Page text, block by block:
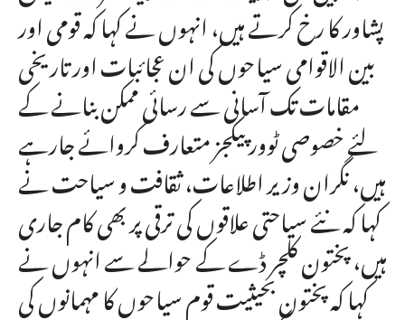
پشاور کا رخ کرتے ہیں، انہوں نے کہا کہ قومی اور
بین الاقوامی سیاحوں کی ان عجائبات اور تاریخی
مقامات تک آسانی سے رسائی ممکن بنانے کے
لئے خصوصی ٹوور پیکجز متعارف کروائے جارہے
ہیں، نگران وزیر اطلاعات، ثقافت و سیاحت نے
کہا کہ نئے سیاحتی علاقوں کی ترقی پر بھی کام جاری
ہیں، پختون کلچر ڈے کے حوالے سے انہوں نے
کہا کہ پختون بحیثیت قوم سیاحوں کا مہمانوں کی